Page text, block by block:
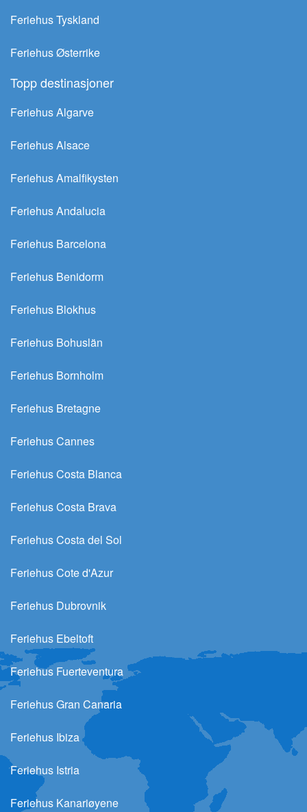
Feriehus Tyskland
Feriehus Østerrike
Topp destinasjoner
Feriehus Algarve
Feriehus Alsace
Feriehus Amalfikysten
Feriehus Andalucia
Feriehus Barcelona
Feriehus Benidorm
Feriehus Blokhus
Feriehus Bohuslän
Feriehus Bornholm
Feriehus Bretagne
Feriehus Cannes
Feriehus Costa Blanca
Feriehus Costa Brava
Feriehus Costa del Sol
Feriehus Cote d'Azur
Feriehus Dubrovnik
Feriehus Ebeltoft
Feriehus Fuerteventura
Feriehus Gran Canaria
Feriehus Ibiza
Feriehus Istria
Feriehus Kanariøyene